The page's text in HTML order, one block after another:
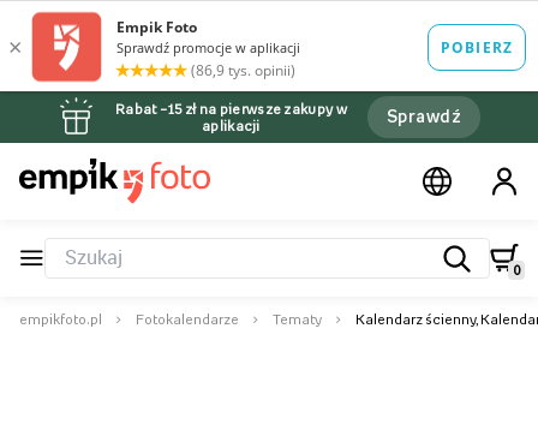
Rabat –15 zł na pierwsze zakupy w
aplikacji
Sprawdź
0
empikfoto.pl Fotokalendarze Tematy Kalendarz ścienny,